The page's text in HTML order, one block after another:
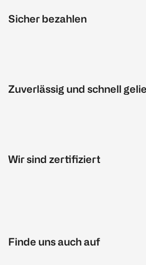
Sicher bezahlen
Zuverlässig und schnell
Wir sind zertifiziert
Finde uns auch auf